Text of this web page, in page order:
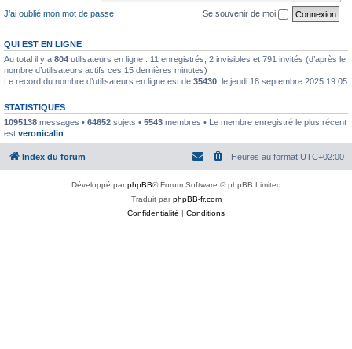
J’ai oublié mon mot de passe
Se souvenir de moi
QUI EST EN LIGNE
Au total il y a 804 utilisateurs en ligne : 11 enregistrés, 2 invisibles et 791 invités (d’après le
nombre d’utilisateurs actifs ces 15 dernières minutes)
Le record du nombre d’utilisateurs en ligne est de 35430 , le jeudi 18 septembre 2025 19:05
STATISTIQUES
1095138 messages • 64652 sujets • 5543 membres • Le membre enregistré le plus récent
est veronicalin
Index du forum Heures au format UTC+02:00
Développé parphpBB® Forum Software © phpBB Limited
Traduit parphpBB-fr.com
Confidentialité | Conditions